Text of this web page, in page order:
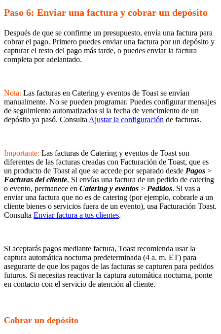
Paso 6: Enviar una factura y cobrar un depósito
Después de que se confirme un presupuesto, envía una factura para
cobrar el pago. Primero puedes enviar una factura por un depósito y
capturar el resto del pago más tarde, o puedes enviar la factura
completa por adelantado.
Nota: Las facturas en Catering y eventos de Toast se envían
manualmente. No se pueden programar. Puedes configurar mensajes
de seguimiento automatizados si la fecha de vencimiento de un
depósito ya pasó. Consulta Ajustar la configuración de facturas.
Importante: Las facturas de Catering y eventos de Toast son
diferentes de las facturas creadas con Facturación de Toast, que es
un producto de Toast al que se accede por separado desde Pagos >
Facturas del cliente. Si envías una factura de un pedido de catering
o evento, permanece en Catering y eventos > Pedidos. Si vas a
enviar una factura que no es de catering (por ejemplo, cobrarle a un
cliente bienes o servicios fuera de un evento), usa Facturación Toast.
Consulta Enviar factura a tus clientes.
Si aceptarás pagos mediante factura, Toast recomienda usar la
captura automática nocturna predeterminada (4 a. m. ET) para
asegurarte de que los pagos de las facturas se capturen para pedidos
futuros. Si necesitas reactivar la captura automática nocturna, ponte
en contacto con el servicio de atención al cliente.
Cobrar un depósito